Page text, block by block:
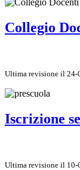
Collegio
Ultima revisione il 24-
Iscrizione
Ultima revisione il 10-